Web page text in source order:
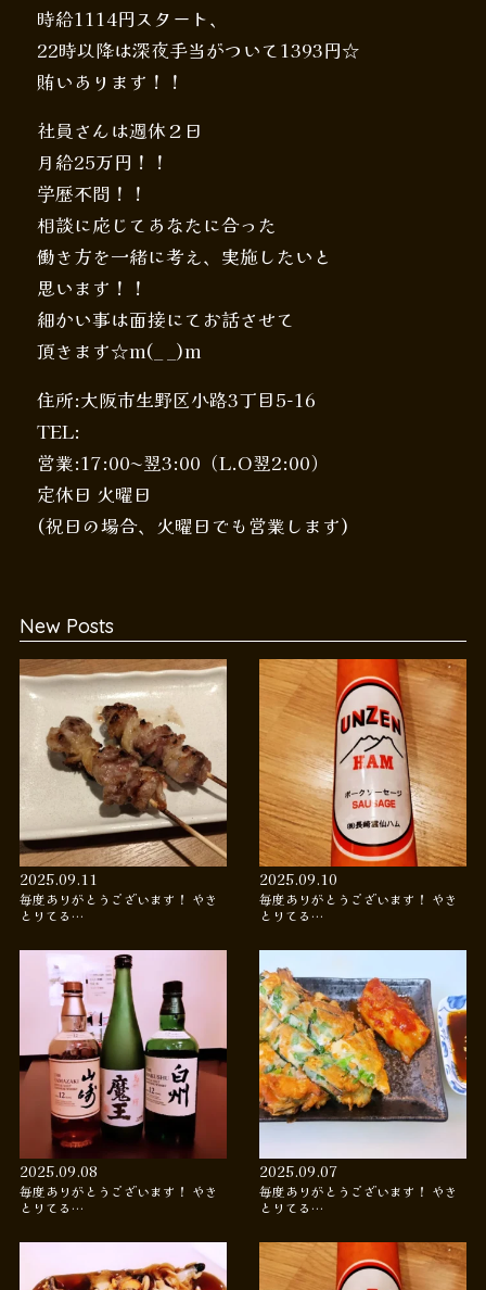
時給1114円スタート、
22時以降は深夜手当がついて1393円☆
賄いあります！！
社員さんは週休２日
月給25万円！！
学歴不問！！
相談に応じてあなたに合った
働き方を一緒に考え、実施したいと
思います！！
細かい事は面接にてお話させて
頂きます☆m(_ _)m
住所:大阪市生野区小路3丁目5-16
TEL:
営業:17:00〜翌3:00（L.O翌2:00）
定休日 火曜日
(祝日の場合、火曜日でも営業します)
New Posts
2025.09.11
毎度ありがとうございます！ やき
とりてる…
2025.09.10
毎度ありがとうございます！ やき
とりてる…
2025.09.08
毎度ありがとうございます！ やき
とりてる…
2025.09.07
毎度ありがとうございます！ やき
とりてる…